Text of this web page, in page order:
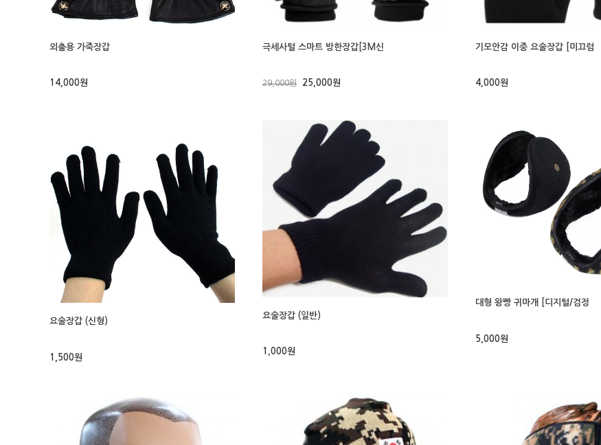
외출용 가죽장갑
14,000원
극세사털 스마트 방한장갑[3M신
29,000원 25,000원
기모안감 이중 요술장갑 [미끄럼
4,000원
요술장갑 (신형)
1,500원
요술장갑 (일반)
1,000원
대형 왕빵 귀마개 [디지털/검정
5,000원